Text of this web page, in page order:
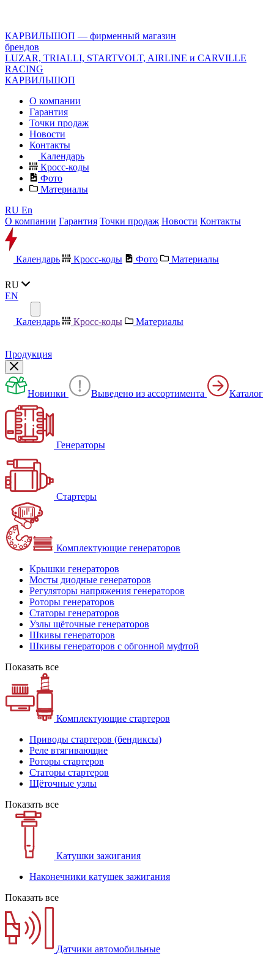
version="1.0"
encoding="utf-
8"?
>
КАРВИЛЬШОП — фирменный магазин
брендов
LUZAR, TRIALLI, STARTVOLT, AIRLINE и CARVILLE
RACING
КАРВИЛЬШОП
О компании
Гарантия
Точки продаж
Новости
Контакты
Календарь
Кросс-коды
Фото
Материалы
RU En
О компании Гарантия Точки продаж Новости Контакты
Календарь Кросс-коды Фото Материалы
RU
EN
Календарь Кросс-коды Материалы
Продукция
Новинки Выведено из ассортимента Каталог
Генераторы
Стартеры
Комплектующие генераторов
Крышки генераторов
Мосты диодные генераторов
Регуляторы напряжения генераторов
Роторы генераторов
Статоры генераторов
Узлы щёточные генераторов
Шкивы генераторов
Шкивы генераторов с обгонной муфтой
Показать все
Комплектующие стартеров
Приводы стартеров (бендиксы)
Реле втягивающие
Роторы стартеров
Статоры стартеров
Щёточные узлы
Показать все
Катушки зажигания
Наконечники катушек зажигания
Показать все
Датчики автомобильные